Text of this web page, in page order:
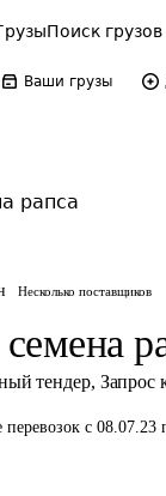
Поиск грузов
Ваши грузы
рапса
Несколько поставщиков
тендер, Запрос
с 08.07.23